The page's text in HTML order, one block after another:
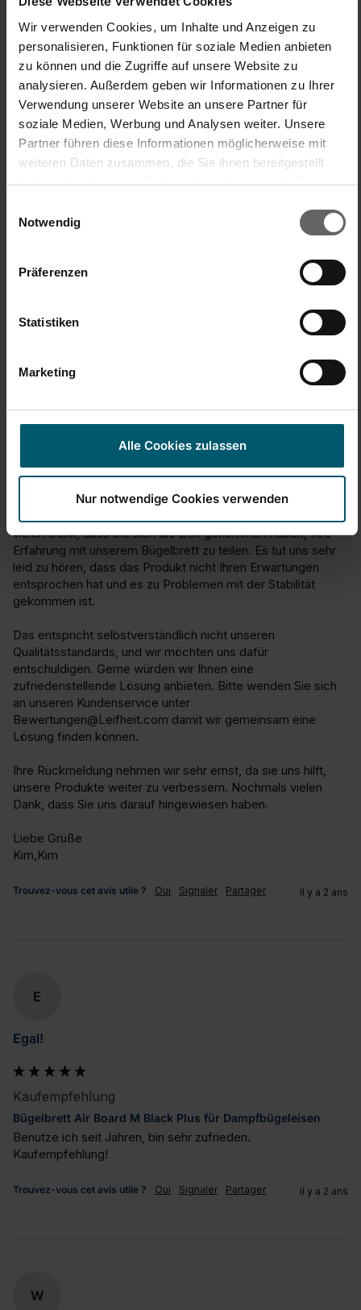
Wir verwenden Cookies, um Inhalte und Anzeigen zu
personalisieren, Funktionen für soziale Medien anbieten
zu können und die Zugriffe auf unsere Website zu
analysieren. Außerdem geben wir Informationen zu Ihrer
Verwendung unserer Website an unsere Partner für
soziale Medien, Werbung und Analysen weiter. Unsere
Partner führen diese Informationen möglicherweise mit
weiteren Daten zusammen, die Sie ihnen bereitgestellt
haben oder die sie im Rahmen Ihrer Nutzung der Dienste
Cookies, wenn Sie unsere Webseite weiterhin nutzen.
Notwendig
Präferenzen
Statistiken
Marketing
Alle Cookies zulassen
Nur notwendige Cookies verwenden
B
Bügelbrett Air Board M Compact für Dampfbügeleisen
Ich habe dieses Bügelbrett vor einiger Zeit gekauft, weil ich
Bügeln löste sich das Brett vom Untergestell. Ich habe es
dann versucht wieder anzukleben. Das hat einige Zeit
mehr. Schade...dafür war es zu teuer...
5
5
Réponse:
vielen Dank, dass Sie sich die Zeit genommen haben, Ihre
Erfahrung mit unserem Bügelbrett zu teilen. Es tut uns sehr
leid zu hören, dass das Produkt nicht Ihren Erwartungen
entsprochen hat und es zu Problemen mit der Stabilität
gekommen ist.
Das entspricht selbstverständlich nicht unseren
Qualitätsstandards, und wir möchten uns dafür
entschuldigen. Gerne würden wir Ihnen eine
zufriedenstellende Lösung anbieten. Bitte wenden Sie sich
an unseren Kundenservice unter
Bewertungen@Leifheit.com damit wir gemeinsam eine
Lösung finden können.
Ihre Rückmeldung nehmen wir sehr ernst, da sie uns hilft,
unsere Produkte weiter zu verbessern. Nochmals vielen
Dank, dass Sie uns darauf hingewiesen haben.
Liebe Grüße
Kim,Kim
Trouvez-vous cet avis utile ? Oui Signaler Partager il y a 2 ans
E
Egal!
Kaufempfehlung
Bügelbrett Air Board M Black Plus für Dampfbügeleisen
Benutze ich seit Jahren, bin sehr zufrieden.
Kaufempfehlung!
Trouvez-vous cet avis utile ? Oui Signaler Partager il y a 2 ans
W